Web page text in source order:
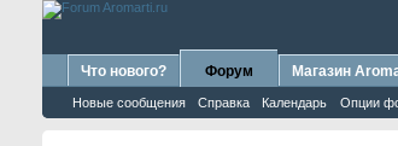
Что нового? Форум
Новые сообщения Справка Календарь Опции
Магазин